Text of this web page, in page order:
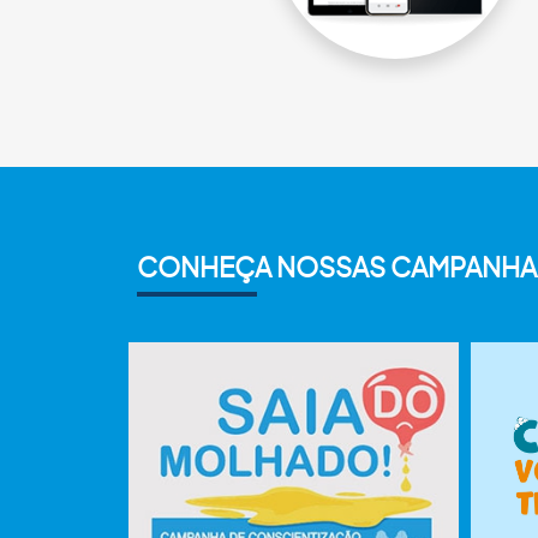
CONHEÇA NOSSAS